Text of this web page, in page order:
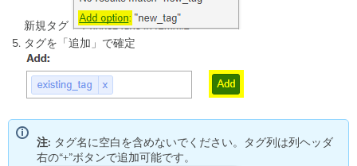
新規タグ
タグを「追加」で確定
注: タグ名に空白を含めないでください。タグ列は列ヘッダ
右の“+”ボタンで追加可能です。